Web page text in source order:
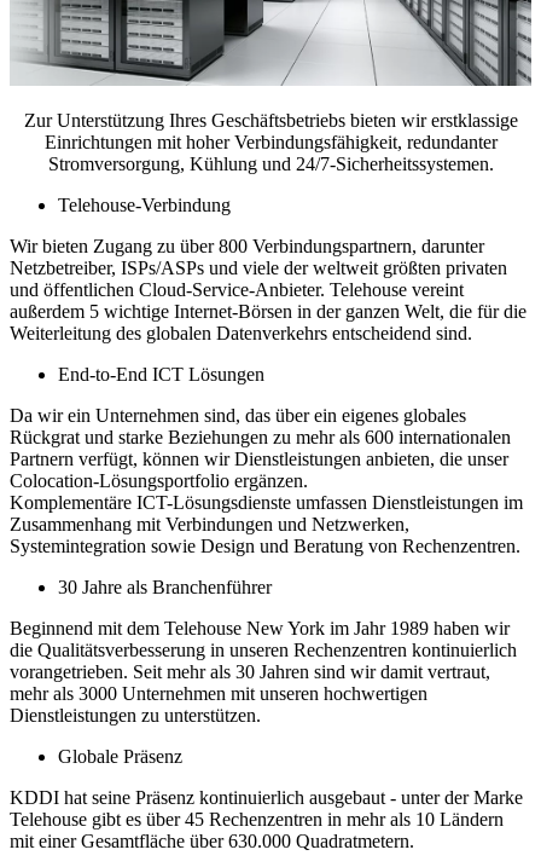
Zur Unterstützung Ihres Geschäftsbetriebs bieten wir erstklassige
Einrichtungen mit hoher Verbindungsfähigkeit, redundanter
Stromversorgung, Kühlung und 24/7-Sicherheitssystemen.
Telehouse-Verbindung
Wir bieten Zugang zu über 800 Verbindungspartnern, darunter
Netzbetreiber, ISPs/ASPs und viele der weltweit größten privaten
und öffentlichen Cloud-Service-Anbieter. Telehouse vereint
außerdem 5 wichtige Internet-Börsen in der ganzen Welt, die für die
Weiterleitung des globalen Datenverkehrs entscheidend sind.
End-to-End ICT Lösungen
Da wir ein Unternehmen sind, das über ein eigenes globales
Rückgrat und starke Beziehungen zu mehr als 600 internationalen
Partnern verfügt, können wir Dienstleistungen anbieten, die unser
Colocation-Lösungsportfolio ergänzen.
Komplementäre ICT-Lösungsdienste umfassen Dienstleistungen im
Zusammenhang mit Verbindungen und Netzwerken,
Systemintegration sowie Design und Beratung von Rechenzentren.
30 Jahre als Branchenführer
Beginnend mit dem Telehouse New York im Jahr 1989 haben wir
die Qualitätsverbesserung in unseren Rechenzentren kontinuierlich
vorangetrieben. Seit mehr als 30 Jahren sind wir damit vertraut,
mehr als 3000 Unternehmen mit unseren hochwertigen
Dienstleistungen zu unterstützen.
Globale Präsenz
KDDI hat seine Präsenz kontinuierlich ausgebaut - unter der Marke
Telehouse gibt es über 45 Rechenzentren in mehr als 10 Ländern
mit einer Gesamtfläche über 630.000 Quadratmetern.